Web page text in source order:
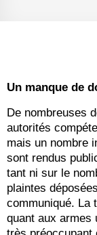
Un manque de
De nombreuses
autorités
mais un nombre
sont rendus
tant ni sur le
plaintes
communiqué. La
quant aux armes